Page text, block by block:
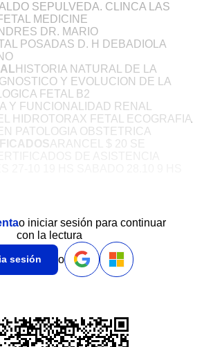
SEPULVEDA. CLINCA LAS
MEDICINE
DR. MARIO
POSADAS D. H DEBADIOLA
HISTORIA NATURAL DE LA
Y EVOLUCION DE LA
FETAL B2
Y FUNCIONALIDAD RENAL
HIDROTORAX FETAL ECOGRAFIA
PATOLOGIA OBSTETRICA
ARANCEL $ 20 SE
o iniciar sesión para continuar
con la lectura
sesión o